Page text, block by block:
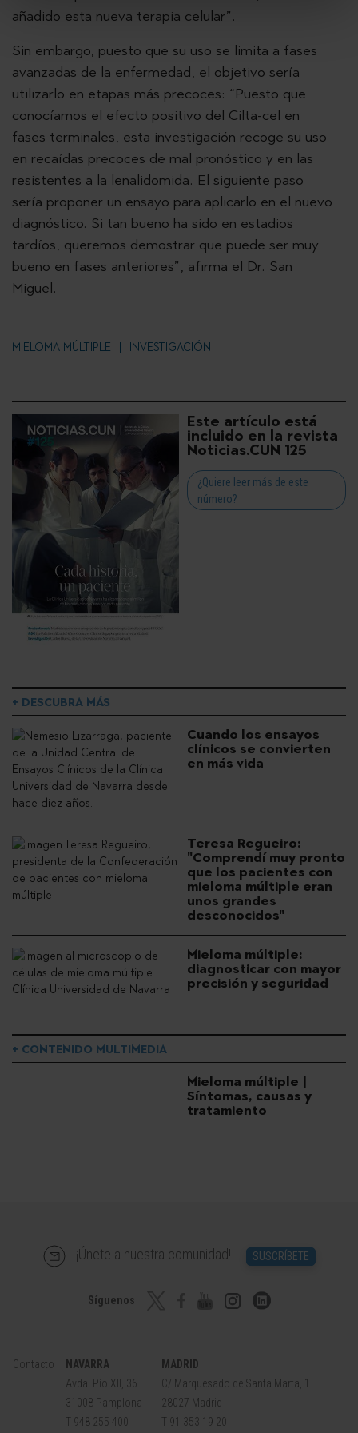
añadido esta nueva terapia celular”.
Sin embargo, puesto que su uso se limita a fases
avanzadas de la enfermedad, el objetivo sería
utilizarlo en etapas más precoces: “Puesto que
conocíamos el efecto positivo del Cilta-cel en
fases terminales, esta investigación recoge su uso
en recaídas precoces de mal pronóstico y en las
resistentes a la lenalidomida. El siguiente paso
sería proponer un ensayo para aplicarlo en el nuevo
diagnóstico. Si tan bueno ha sido en estadios
tardíos, queremos demostrar que puede ser muy
bueno en fases anteriores”, afirma el Dr. San
Miguel.
MIELOMA MÚLTIPLE INVESTIGACIÓN
Este artículo está
incluido en la revista
Noticias.CUN 125
¿Quiere leer más de este
número?
+ DESCUBRA MÁS
Cuando los ensayos
clínicos se convierten
en más vida
Teresa Regueiro:
"Comprendí muy pronto
que los pacientes con
mieloma múltiple eran
unos grandes
desconocidos"
Mieloma múltiple:
diagnosticar con mayor
precisión y seguridad
+ CONTENIDO MULTIMEDIA
Mieloma múltiple |
Síntomas, causas y
tratamiento
¡Únete a nuestra comunidad! SUSCRÍBETE
Síguenos
Contacto
NAVARRA
Avda. Pío XII, 36
31008 Pamplona
T 948 255 400
MADRID
C/ Marquesado de Santa Marta, 1
28027 Madrid
T 91 353 19 20